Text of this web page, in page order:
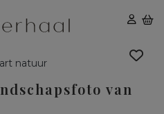
natuur
van